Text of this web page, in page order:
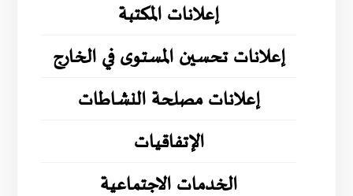
إعلانات المكتبة
إعلانات تحسين المستوى في الخارج
إعلانات مصلحة النشاطات
الإتفاقيات
الخدمات الاجتماعية